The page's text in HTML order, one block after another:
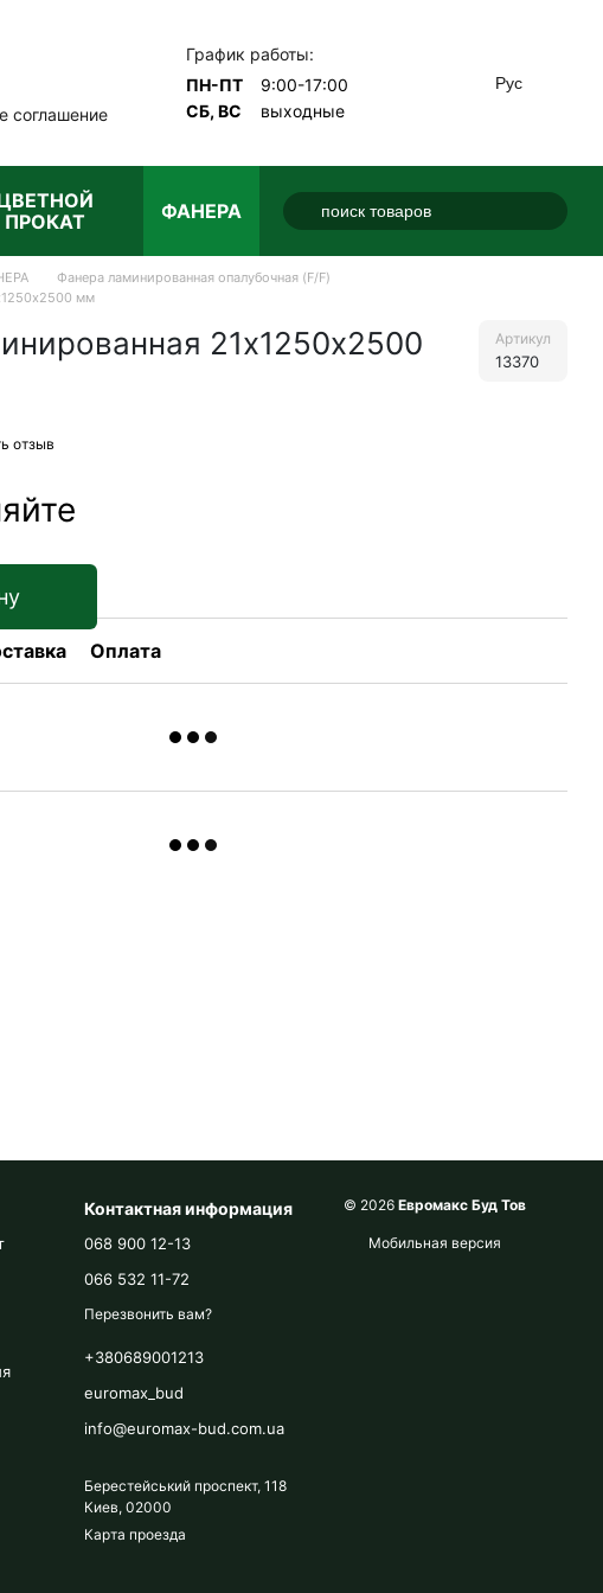
соглашение
График работы:
ПН-ПТ
9:00-17:00
СБ, ВС
выходные
Рус
ПРОКАТ
ФАНЕРА
Фанера ламинированная опалубочная (F/F)
мм
21х1250х2500
Артикул
13370
отзыв
Оплата
Контактная информация
068 900 12-13
066 532 11-72
Перезвонить вам?
+380689001213
euromax_bud
info@euromax-bud.com.ua
Берестейський проспект, 118
Киев, 02000
Карта проезда
© 2026 Евромакс Буд Тов
Мобильная версия